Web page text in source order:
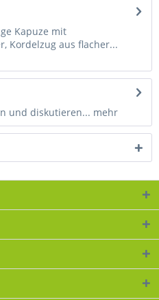
Kapuze mit
Kordelzug aus flacher...
und diskutieren... mehr